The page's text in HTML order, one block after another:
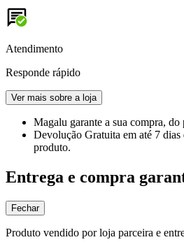
Atendimento
Responde rápido
Ver mais sobre a loja
Magalu garante a sua compra, do
Devolução Gratuita em até 7
produto.
Entrega e compra
Fechar
Produto vendido por loja parceira e